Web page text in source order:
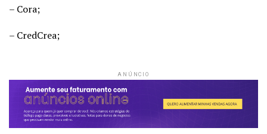
– Cora;
– CredCrea;
ANÚNCIO